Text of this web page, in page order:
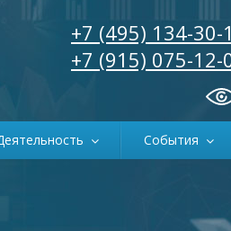
+7 (495) 134-30-
+7 (915) 075-12-
События